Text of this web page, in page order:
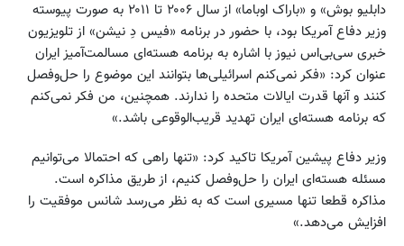
دابلیو بوش» و «باراک اوباما» از سال ۲۰۰۶ تا ۲۰۱۱ به صورت پیوسته
وزیر دفاع آمریکا بود، با حضور در برنامه «فیس دِ نیشن» از تلویزیون
خبری سی‌بی‌اس نیوز با اشاره به برنامه هسته‌ای مسالمت‌آمیز ایران
عنوان کرد: «فکر نمی‌کنم اسرائیلی‌ها بتوانند این موضوع را حل‌وفصل
کنند و آنها قدرت ایالات متحده را ندارند. همچنین، من فکر نمی‌کنم
که برنامه هسته‌ای ایران تهدید قریب‌الوقوعی باشد.»
وزیر دفاع پیشین آمریکا تاکید کرد: «تنها راهی که احتمالا می‌توانیم
مسئله هسته‌ای ایران را حل‌وفصل کنیم، از طریق مذاکره است.
مذاکره قطعا تنها مسیری است که به نظر می‌رسد شانس موفقیت را
افزایش می‌دهد.»